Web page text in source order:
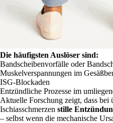
Die häufigsten Auslöser sind:
Bandscheibenvorfälle oder
Muskelverspannungen im
ISG-Blockaden
Entzündliche Prozesse im
Aktuelle Forschung zeigt, dass bei
Ischiasschmerzen stille
– selbst wenn die mechanische